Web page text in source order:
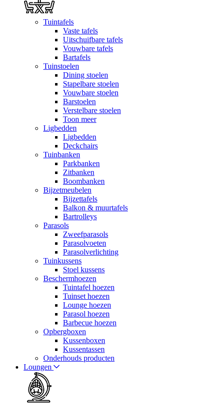
Tuintafels
Vaste tafels
Uitschuifbare tafels
Vouwbare tafels
Bartafels
Tuinstoelen
Dining stoelen
Stapelbare stoelen
Vouwbare stoelen
Barstoelen
Verstelbare stoelen
Toon meer
Ligbedden
Ligbedden
Deckchairs
Tuinbanken
Parkbanken
Zitbanken
Boombanken
Bijzetmeubelen
Bijzettafels
Balkon & muurtafels
Bartrolleys
Parasols
Zweefparasols
Parasolvoeten
Parasolverlichting
Tuinkussens
Stoel kussens
Beschermhoezen
Tuintafel hoezen
Tuinset hoezen
Lounge hoezen
Parasol hoezen
Barbecue hoezen
Opbergboxen
Kussenboxen
Kussentassen
Onderhouds producten
Loungen